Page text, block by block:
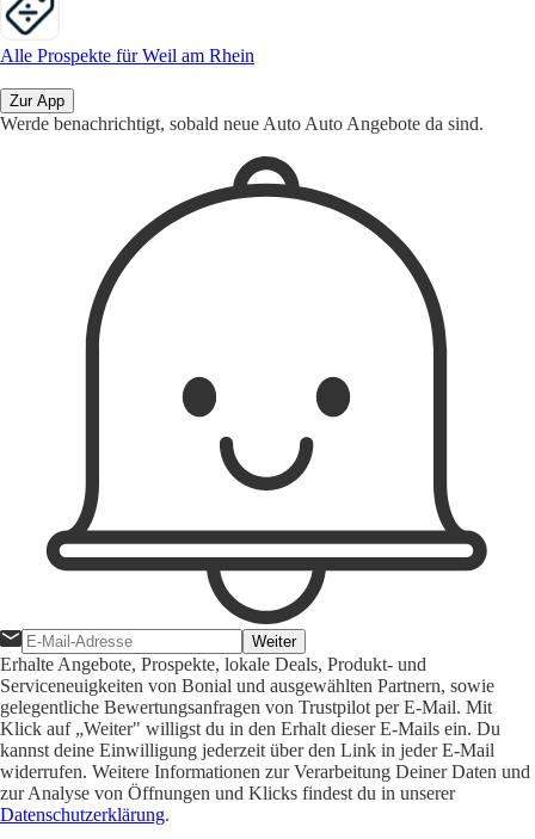
Alle Prospekte für Weil am Rhein
Zur App
Werde benachrichtigt, sobald neue Auto Auto Angebote da sind.
Weiter
Erhalte Angebote, Prospekte, lokale Deals, Produkt- und
Serviceneuigkeiten von Bonial und ausgewählten Partnern, sowie
gelegentliche Bewertungsanfragen von Trustpilot per E-Mail. Mit
Klick auf „Weiter" willigst du in den Erhalt dieser E-Mails ein. Du
kannst deine Einwilligung jederzeit über den Link in jeder E-Mail
widerrufen. Weitere Informationen zur Verarbeitung Deiner Daten und
zur Analyse von Öffnungen und Klicks findest du in unserer
Datenschutzerklärung.